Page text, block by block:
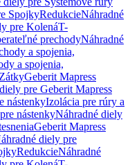
SpojkyRedukcieNáhradné
pre KolenáT-
prechodyNáhradné
a spojenia,
a spojenia,
Geberit Mapress
pre Geberit Mapress
nástenkyIzolácia pre rúry a
nástenkyNáhradné diely
Geberit Mapress
diely pre
RedukcieNáhradné